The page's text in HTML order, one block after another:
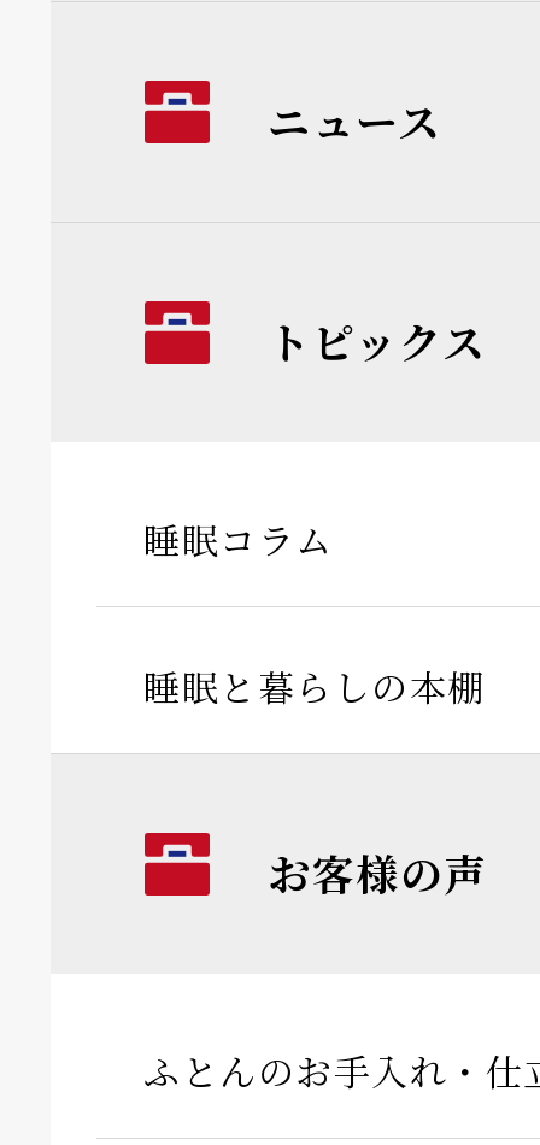
ニュース
トピックス
睡眠コラム
睡眠と暮らしの本棚
お客様の声
ふとんのお手入れ・仕